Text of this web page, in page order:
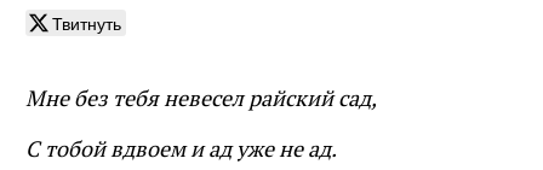
Твитнуть
Мне без тебя невесел райский сад,
С тобой вдвоем и ад уже не ад.